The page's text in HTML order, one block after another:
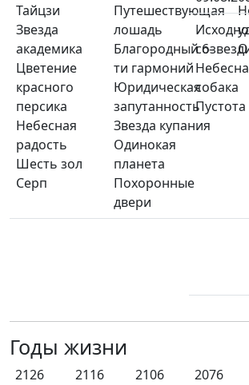
Тайцзи
Звезда
академика
Цветение
красного
персика
Небесная
радость
Шесть зол
Серп
Путешествующая
лошадь
Благородный 6-
ти гармоний
Юридическая
запутанность
Звезда купания
Одинокая
планета
Похоронные
двери
собака
Пустота
Годы жизни
2126 2116 2106 2076